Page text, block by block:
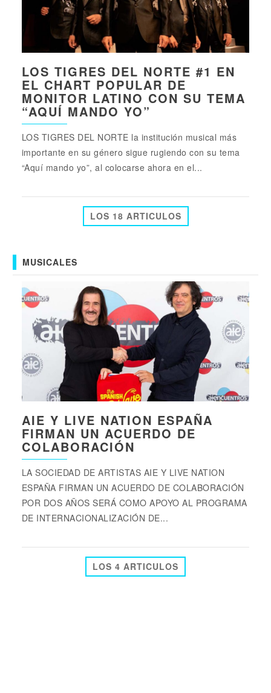
LOS TIGRES DEL NORTE #1 EN
EL CHART POPULAR DE
MONITOR LATINO CON SU TEMA
“AQUÍ MANDO YO”
LOS TIGRES DEL NORTE la institución musical más
importante en su género sigue rugiendo con su tema
“Aquí mando yo”, al colocarse ahora en el...
LOS 18 ARTICULOS
MUSICALES
AIE Y LIVE NATION ESPAÑA
FIRMAN UN ACUERDO DE
COLABORACIÓN
LA SOCIEDAD DE ARTISTAS AIE Y LIVE NATION
ESPAÑA FIRMAN UN ACUERDO DE COLABORACIÓN
POR DOS AÑOS SERÁ COMO APOYO AL PROGRAMA
DE INTERNACIONALIZACIÓN DE...
LOS 4 ARTICULOS